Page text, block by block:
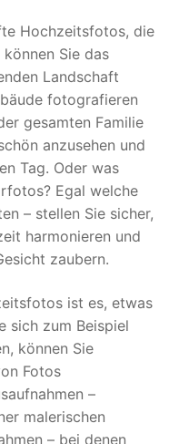
Hochzeitsfotos, die
Sie das
Landschaft
fotografieren
gesamten Familie
anzusehen und
Tag. Oder was
Egal welche
– stellen Sie sicher,
harmonieren und
zaubern.
ist es, etwas
sich zum Beispiel
können Sie
Fotos
–
malerischen
– bei denen